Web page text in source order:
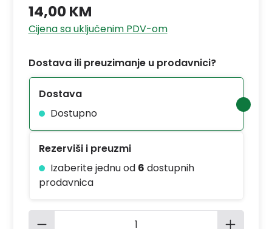
14,00 KM
Cijena sa uključenim PDV-om
Dostava ili preuzimanje u prodavnici?
Dostava
Dostupno
Rezerviši i preuzmi
Izaberite jednu od 6 dostupnih
prodavnica
Količina proizvoda: Unesite